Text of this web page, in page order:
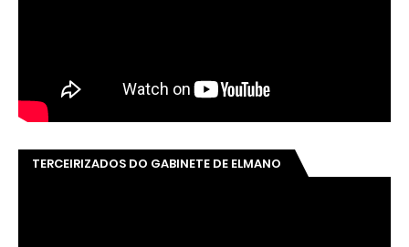
TERCEIRIZADOS DO GABINETE DE ELMANO